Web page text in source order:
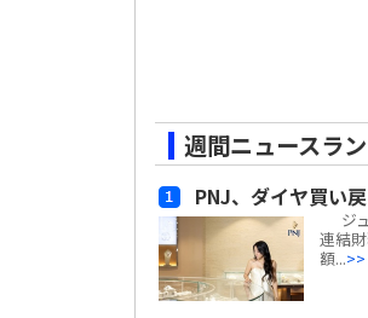
週間ニュースラ
PNJ、ダイヤ買い
ジ
連結
額...